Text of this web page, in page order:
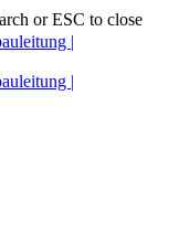
or ESC to close